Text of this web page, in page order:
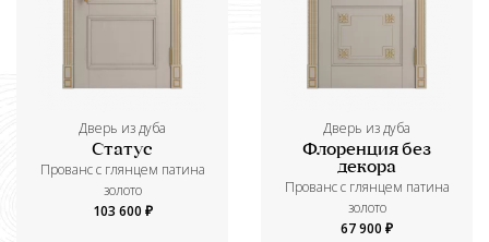
Дверь из дуба
Статус
Прованс с глянцем патина
золото
103 600 ₽
Дверь из дуба
Флоренция без
декора
Прованс с глянцем патина
золото
67 900 ₽